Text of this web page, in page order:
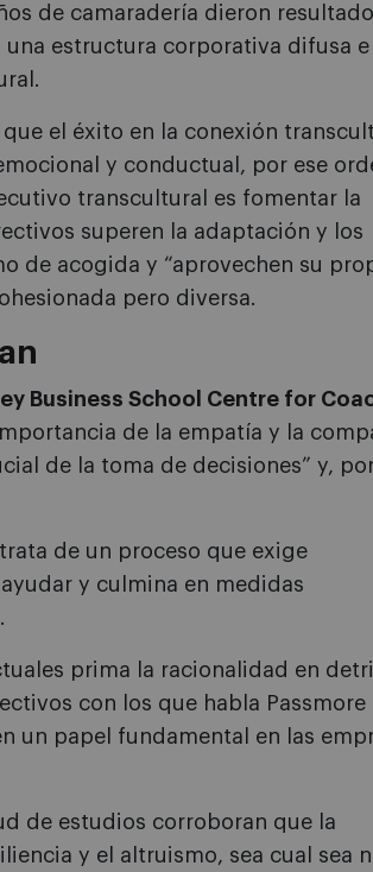
de camaradería dieron
una estructura corporativa difusa e
el éxito en la conexión
y conductual, por ese
transcultural es fomentar la
superen la adaptación y los
de acogida y “aprovechen su
pero diversa.
Business School Centre for
de la empatía y la
de la toma de decisiones” y,
de un proceso que exige
y culmina en medidas
prima la racionalidad en
con los que habla Passmore
un papel fundamental en las
de estudios corroboran que la
y el altruismo, sea cual sea